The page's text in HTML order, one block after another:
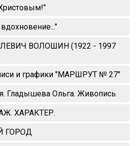
ВОЛОШИН (1922 - 1997
и графики "МАРШРУТ № 27"
Гладышева Ольга. Живопись.
ХАРАКТЕР.
ГОРОД